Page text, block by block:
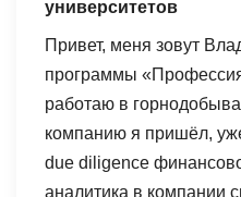
курс тем, кто хочет
чтобы получить
или сферу работы.
университетов
Привет, меня зовут
программы
работаю в
компанию я пришёл,
due diligence
аналитика в компании